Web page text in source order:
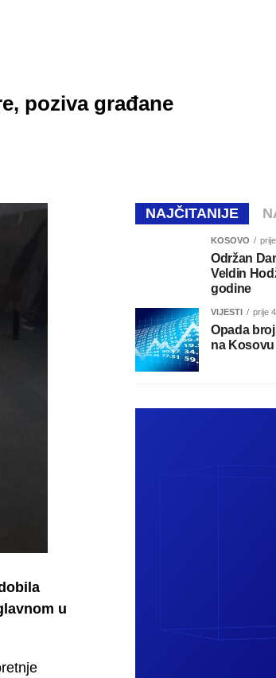
poziva građane
u
NAJČITANIJE
KOSOVO
Održan
Veldin
godine
VIJESTI prije
Opada
na Kosovu